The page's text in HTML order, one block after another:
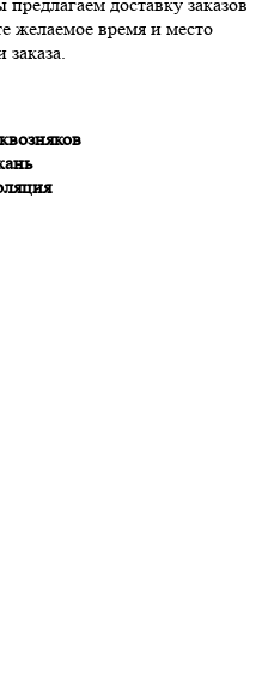
желаемое время и место